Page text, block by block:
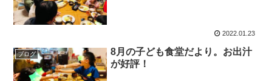
2022.01.23
ブログ
8月の子ども食堂だより。お出汁
が好評！